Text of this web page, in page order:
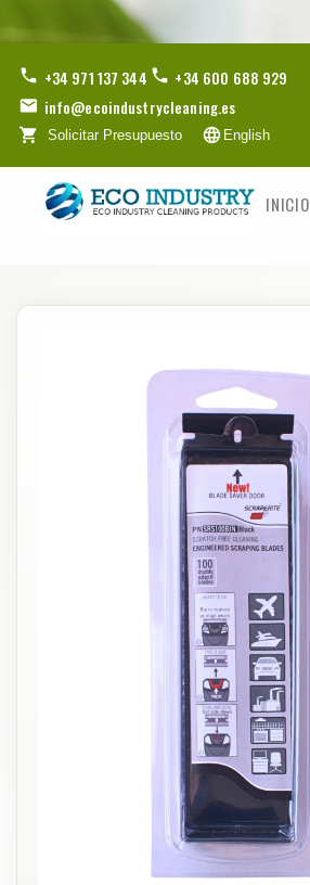
+34 971 137 344
+34 600 688 929
info@ecoindustrycleaning.es
Solicitar Presupuesto English
INICIO